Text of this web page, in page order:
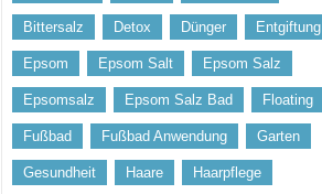
Bittersalz Detox Dünger Entgiftung
Epsom Epsom Salt Epsom Salz
Epsomsalz Epsom Salz Bad Floating
Fußbad Fußbad Anwendung Garten
Gesundheit Haare Haarpflege